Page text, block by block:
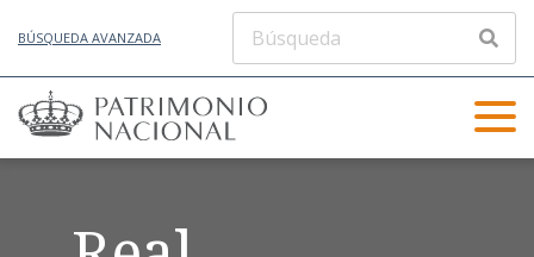
BÚSQUEDA AVANZADA